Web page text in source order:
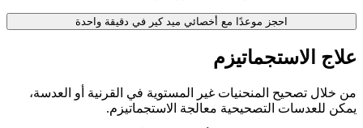
احجز موعدًا مع أخصائي ميد كير في دقيقة واحدة
علاج الاستجماتيزم
من خلال تصحيح المنحنيات غير المستوية في القرنية أو العدسة،
يمكن للعدسات التصحيحية معالجة الاستجماتيزم.